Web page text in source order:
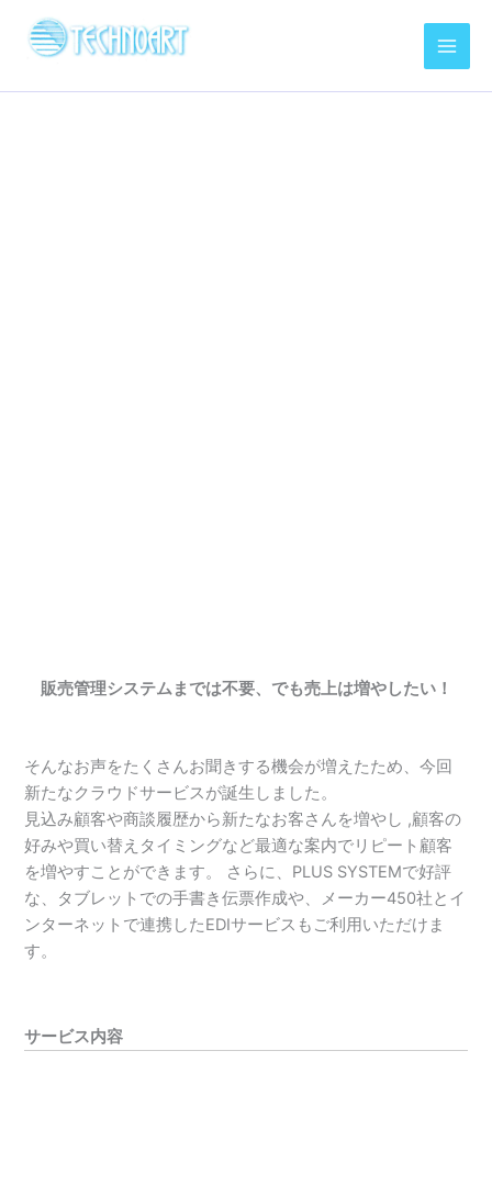
ス
販売管理システムまでは不要、でも売上は増やしたい！
そんなお声をたくさんお聞きする機会が増えたため、今回
新たなクラウドサービスが誕生しました。
見込み顧客や商談履歴から新たなお客さんを増やし ,顧客の
好みや買い替えタイミングなど最適な案内でリピート顧客
を増やすことができます。 さらに、PLUS SYSTEMで好評
な、タブレットでの手書き伝票作成や、メーカー450社とイ
ンターネットで連携したEDIサービスもご利用いただけま
す。
サービス内容